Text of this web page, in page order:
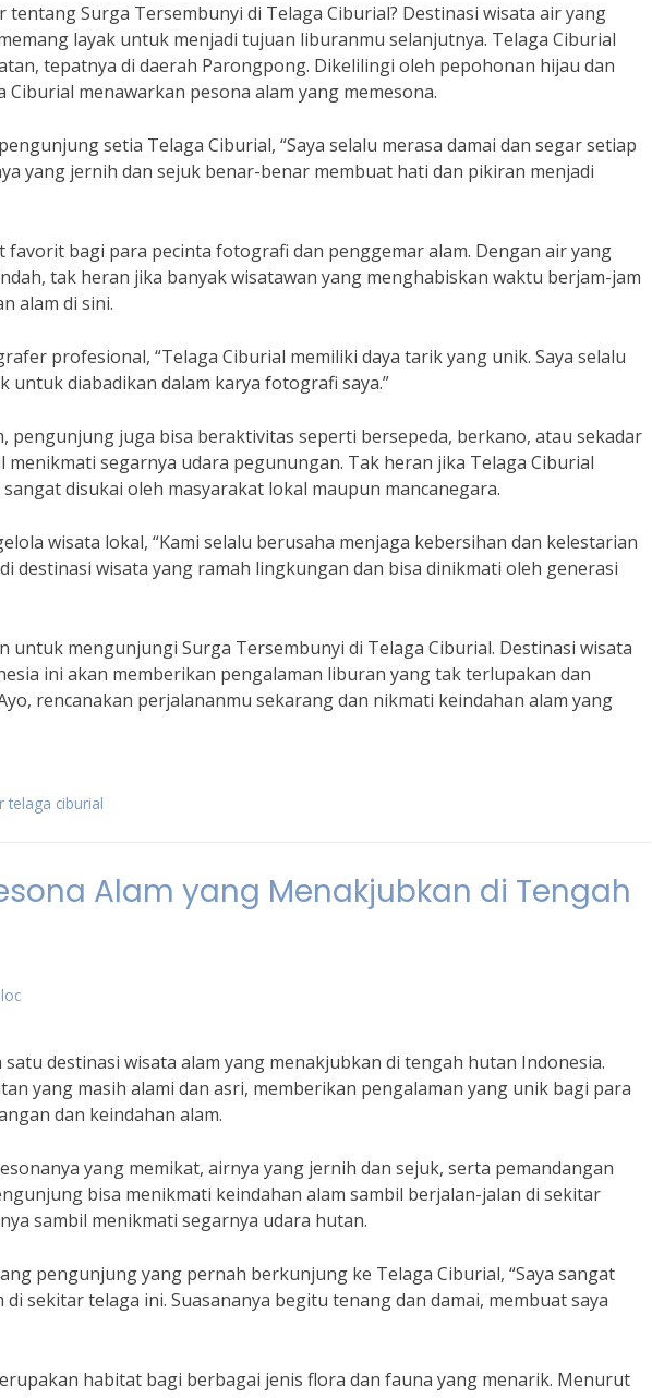
Surga Tersembunyi di Telaga Ciburial? Destinasi wisata air yang
layak untuk menjadi tujuan liburanmu selanjutnya. Telaga Ciburial
tepatnya di daerah Parongpong. Dikelilingi oleh pepohonan hijau dan
menawarkan pesona alam yang memesona.
setia Telaga Ciburial, “Saya selalu merasa damai dan segar setiap
yang jernih dan sejuk benar-benar membuat hati dan pikiran menjadi
favorit bagi para pecinta fotografi dan penggemar alam. Dengan air yang
tak heran jika banyak wisatawan yang menghabiskan waktu berjam-jam
alam di sini.
profesional, “Telaga Ciburial memiliki daya tarik yang unik. Saya selalu
untuk diabadikan dalam karya fotografi saya.”
pengunjung juga bisa beraktivitas seperti bersepeda, berkano, atau sekadar
segarnya udara pegunungan. Tak heran jika Telaga Ciburial
disukai oleh masyarakat lokal maupun mancanegara.
wisata lokal, “Kami selalu berusaha menjaga kebersihan dan kelestarian
destinasi wisata yang ramah lingkungan dan bisa dinikmati oleh generasi
untuk mengunjungi Surga Tersembunyi di Telaga Ciburial. Destinasi wisata
ini akan memberikan pengalaman liburan yang tak terlupakan dan
rencanakan perjalananmu sekarang dan nikmati keindahan alam yang
telaga ciburial
Alam yang Menakjubkan di Tengah
destinasi wisata alam yang menakjubkan di tengah hutan Indonesia.
yang masih alami dan asri, memberikan pengalaman yang unik bagi para
dan keindahan alam.
yang memikat, airnya yang jernih dan sejuk, serta pemandangan
bisa menikmati keindahan alam sambil berjalan-jalan di sekitar
sambil menikmati segarnya udara hutan.
pengunjung yang pernah berkunjung ke Telaga Ciburial, “Saya sangat
sekitar telaga ini. Suasananya begitu tenang dan damai, membuat saya
habitat bagi berbagai jenis flora dan fauna yang menarik. Menurut